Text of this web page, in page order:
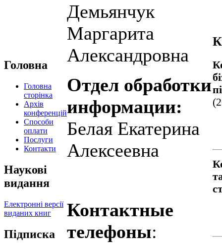
Головна
Головна
сторінка
Архів
конференцій
Способи
оплати
Послуги
Контакти
Наукові
видання
Електронні версії
виданих книг
Підписка
Демьянчук
Маргарита
Александровна
Отдел обработки
информации:
Белая Екатерина
Алексеевна
Контактные
телефоны: